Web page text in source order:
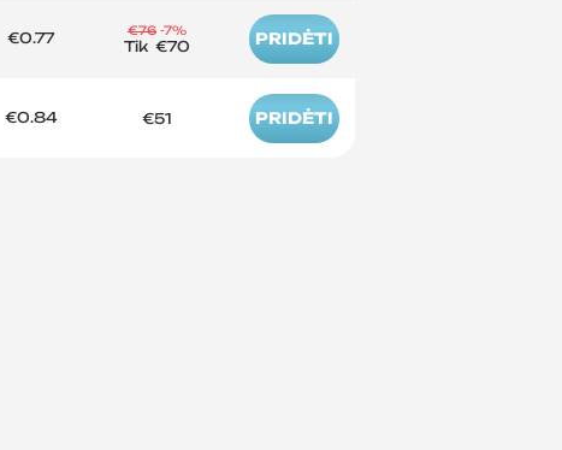
€0.77 €76 -7%
Tik €70 PRIDĖTI
€0.84 €51 PRIDĖTI